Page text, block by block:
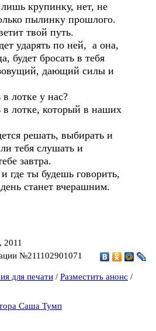
крупинку, нет, не
пылинку прошлого.
твой путь.
ударять по ней, а она,
будет бросать в тебя
дающий силы и
лотке у нас?
в лотке, который в наших
решать, выбирать и
тебя слушать и
завтра.
ты будешь говорить,
станет вчерашним.
, 2011
№211102901071
для печати / Разместить анонс /
Саша Тумп